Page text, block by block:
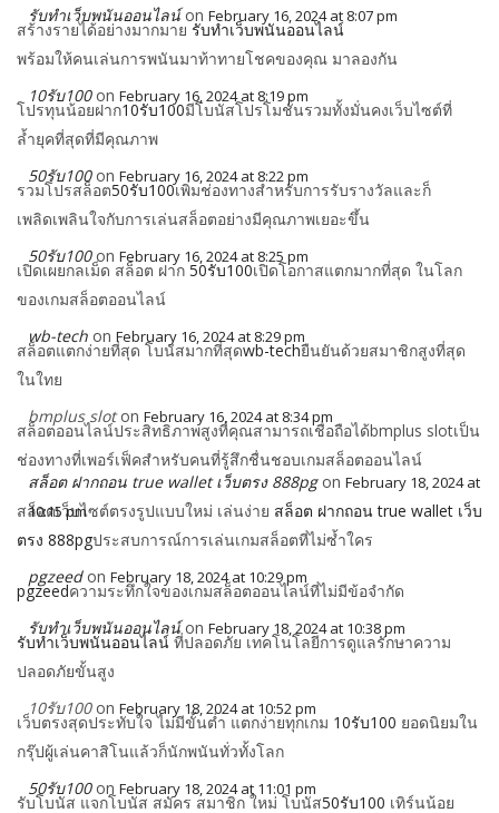
รับทำเว็บพนันออนไลน์ on February 16, 2024 at 8:07 pm
สร้างรายได้อย่างมากมาย รับทำเว็บพนันออนไลน์
พร้อมให้คนเล่นการพนันมาท้าทายโชคของคุณ มาลองกัน
10รับ100 on February 16, 2024 at 8:19 pm
โปรทุนน้อยฝาก10รับ100มีโบนัสโปรโมชั่นรวมทั้งมั่นคงเว็บไซต์ที่
ล้ำยุคที่สุดที่มีคุณภาพ
50รับ100 on February 16, 2024 at 8:22 pm
รวมโปรสล็อต50รับ100เพิ่มช่องทางสำหรับการรับรางวัลและก็
เพลิดเพลินใจกับการเล่นสล็อตอย่างมีคุณภาพเยอะขึ้น
50รับ100 on February 16, 2024 at 8:25 pm
เปิดเผยกลเม็ด สล็อต ฝาก 50รับ100เปิดโอกาสแตกมากที่สุด ในโลก
ของเกมสล็อตออนไลน์
wb-tech on February 16, 2024 at 8:29 pm
สล็อตแตกง่ายที่สุด โบนัสมากที่สุดwb-techยืนยันด้วยสมาชิกสูงที่สุด
ในใทย
bmplus slot on February 16, 2024 at 8:34 pm
สล็อตออนไลน์ประสิทธิภาพสูงที่คุณสามารถเชื่อถือได้bmplus slotเป็น
ช่องทางที่เพอร์เฟ็คสำหรับคนที่รู้สึกชื่นชอบเกมสล็อตออนไลน์
สล็อต ฝากถอน true wallet เว็บตรง 888pg on February 18, 2024 at
10:15 pm
สล็อตเว็บไซต์ตรงรูปแบบใหม่ เล่นง่าย สล็อต ฝากถอน true wallet เว็บ
ตรง 888pgประสบการณ์การเล่นเกมสล็อตที่ไม่ซ้ำใคร
pgzeed on February 18, 2024 at 10:29 pm
pgzeedความระทึกใจของเกมสล็อตออนไลน์ที่ไม่มีข้อจำกัด
รับทำเว็บพนันออนไลน์ on February 18, 2024 at 10:38 pm
รับทำเว็บพนันออนไลน์ ที่ปลอดภัย เทคโนโลยีการดูแลรักษาความ
ปลอดภัยขั้นสูง
10รับ100 on February 18, 2024 at 10:52 pm
เว็บตรงสุดประทับใจ ไม่มีขั้นต่ำ แตกง่ายทุกเกม 10รับ100 ยอดนิยมใน
กรุ๊ปผู้เล่นคาสิโนแล้วก็นักพนันทั่วทั้งโลก
50รับ100 on February 18, 2024 at 11:01 pm
รับโบนัส แจกโบนัส สมัคร สมาชิก ใหม่ โบนัส50รับ100 เทิร์นน้อย